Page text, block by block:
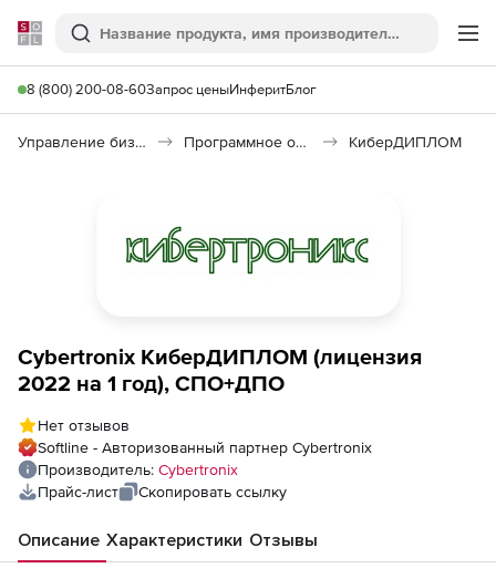
Softline
Поиск
8 (800) 200-08-60Запрос ценыИнферитБлог
Управление бизнесом, CRM/ERP Программное обеспечение для ведения дел КиберДИПЛОМ
Cybertronix КиберДИПЛОМ (лицензия
2022 на 1 год), СПО+ДПО
Нет отзывов
Softline - Авторизованный партнер Cybertronix
Производитель: Cybertronix
Прайс-лист
Скопировать ссылку
Описание Характеристики Отзывы